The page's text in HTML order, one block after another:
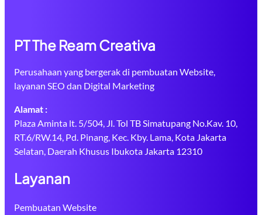
PT The Ream Creativa
Perusahaan yang bergerak di pembuatan Website,
layanan SEO dan Digital Marketing
Alamat :
Plaza Aminta lt. 5/504, Jl. Tol TB Simatupang No.Kav. 10,
RT.6/RW.14, Pd. Pinang, Kec. Kby. Lama, Kota Jakarta
Selatan, Daerah Khusus Ibukota Jakarta 12310
Layanan
Pembuatan Website